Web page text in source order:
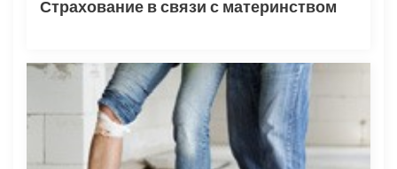
Страхование в связи с материнством